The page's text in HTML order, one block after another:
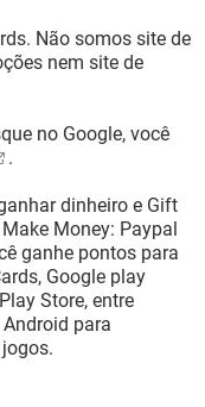
Não somos site de
nem site de
no Google, você
.
dinheiro e Gift
Money: Paypal
ganhe pontos para
Google play
Store, entre
para